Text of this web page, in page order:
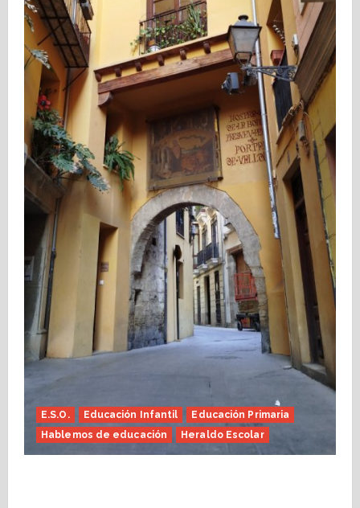
E.S.O. Educación Infantil
Educación Primaria
Hablemos de educación
Heraldo Escolar